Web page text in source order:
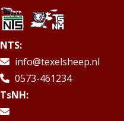
NTS:
info@texelsheep.nl
0573-461234
TsNH: